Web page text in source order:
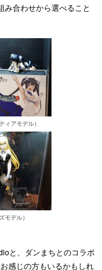
み合わせから選べること
ィアモデル）
モデル）
と、ダンまちとのコラボ
感じの方もいるかもしれ